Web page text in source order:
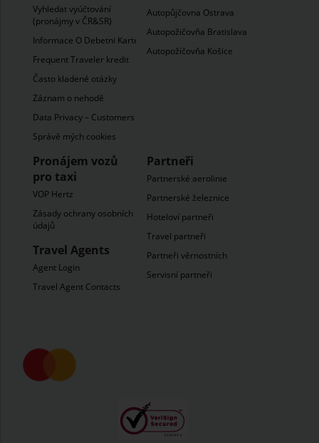
Vyhledat vyúčtování
(pronájmy v ČR&SR)
Informace O Debetni Karte
Frequent Traveler kredit
Často kladené otázky
Záznam o nehodĕ
Data Privacy – Customers
Správě mých cookies
Autopůjčovna Ostrava
Autopožičovňa Bratislava
Autopožičovňa Košice
Pronájem vozů
pro taxi
VOP Hertz
Zásady ochrany osobních
údajů
Travel Agents
Agent Login
Travel Agent Contacts
Partneři
Partnerské aerolinie
Partnerské železnice
Hoteloví partneři
Travel partneři
Partneři věrnostních
Servisní partneři